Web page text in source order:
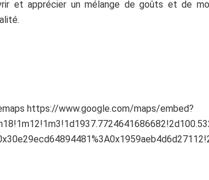
et apprécier un mélange de goûts et de
https://www.google.com/maps/embed?